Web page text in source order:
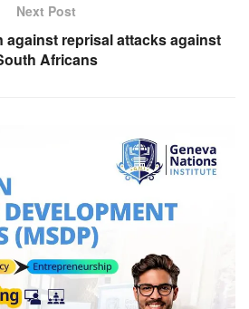
Next Post
against reprisal attacks against
Africans